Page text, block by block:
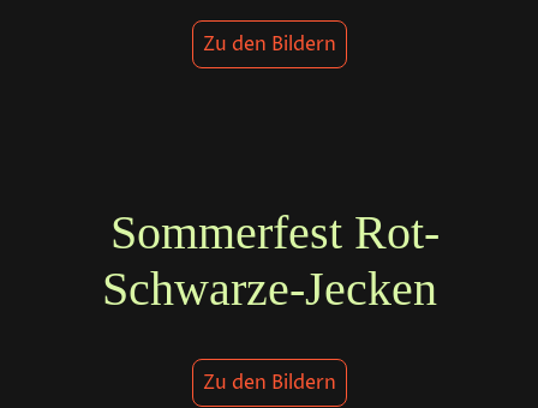
Zu den Bildern
Sommerfest Rot-
Schwarze-Jecken
Zu den Bildern